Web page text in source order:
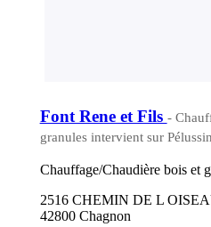
Font Rene et Fils -
granules intervient sur Pélussin
Chauffage/Chaudière bois et
2516 CHEMIN DE L
42800 Chagnon